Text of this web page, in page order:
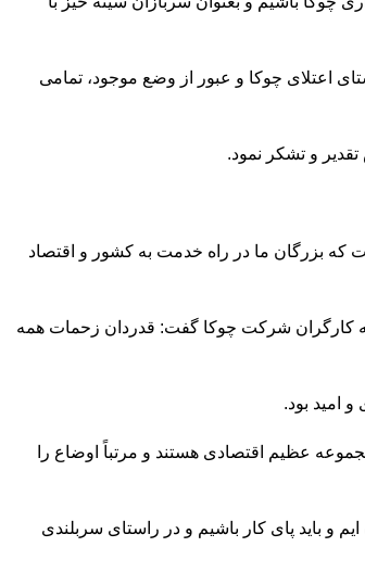
اعتلای چوکا و عبور از وضع موجود، تمامی
و تشکر نمود.
که بزرگان ما در راه خدمت به کشور و اقتصاد
کارگران شرکت چوکا گفت: قدردان زحمات همه
امید بود.
عظیم اقتصادی هستند و مرتباً اوضاع را
و باید پای کار باشیم و در راستای سربلندی